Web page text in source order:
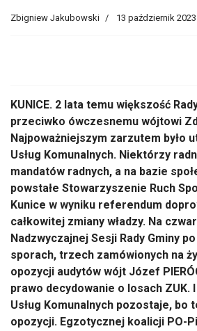
Zbigniew Jakubowski 13 październik
KUNICE. 2 lata temu większość
przeciwko ówczesnemu wójtowi
Najpoważniejszym zarzutem było
Usług Komunalnych. Niektórzy
mandatów radnych, a na bazie
powstałe Stowarzyszenie Ruch
Kunice w wyniku referendum
całkowitej zmiany władzy. Na
Nadzwyczajnej Sesji Rady Gminy
sporach, trzech zamówionych na
opozycji audytów wójt Józef
prawo decydowanie o losach ZUK. I
Usług Komunalnych pozostaje, bo
opozycji. Egzotycznej koalicji PO-